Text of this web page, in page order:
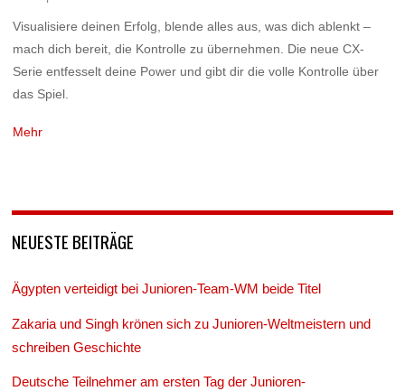
Visualisiere deinen Erfolg, blende alles aus, was dich ablenkt –
mach dich bereit, die Kontrolle zu übernehmen. Die neue CX-
Serie entfesselt deine Power und gibt dir die volle Kontrolle über
das Spiel.
Mehr
NEUESTE BEITRÄGE
Ägypten verteidigt bei Junioren-Team-WM beide Titel
Zakaria und Singh krönen sich zu Junioren-Weltmeistern und
schreiben Geschichte
Deutsche Teilnehmer am ersten Tag der Junioren-